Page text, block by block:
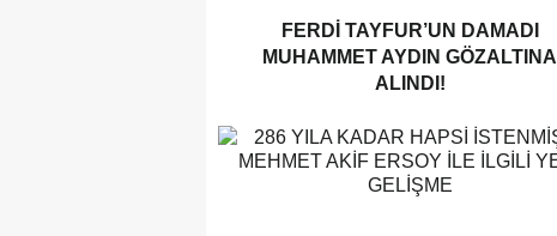
FERDI TAYFUR’UN DAMADI
MUHAMMET AYDIN GÖZALTINA
ALINDI!